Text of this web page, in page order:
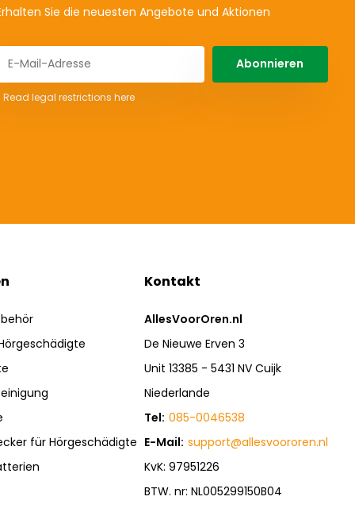
Sie die neuesten Angebote und Aktionen
Abonnieren
Read legal restrictions here
für Hörgeschädigte
Kontakt
AllesVoorOren.nl
De Nieuwe Erven 3
Unit 13385 - 5431 NV Cuijk
Niederlande
Tel: 085-0046538
E-Mail: support@allesvoororen.nl
KvK: 97951226
BTW. nr: NL005299150B04